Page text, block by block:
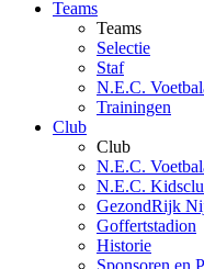
Teams
Teams
Selectie
Staf
N.E.C.
Trainingen
Club
Club
N.E.C.
N.E.C.
GezondRijk
Goffertstadion
Historie
Sponsoren en